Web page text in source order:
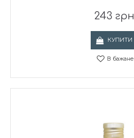
243 грн
КУПИТИ
В бажане